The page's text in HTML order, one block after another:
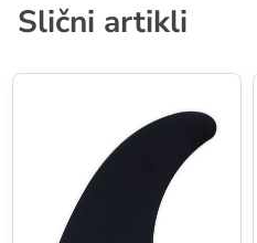
Slični artikli